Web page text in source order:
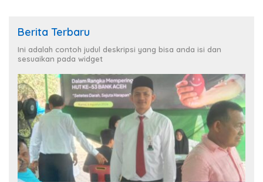
Berita Terbaru
Ini adalah contoh judul deskripsi yang bisa anda isi dan
sesuaikan pada widget